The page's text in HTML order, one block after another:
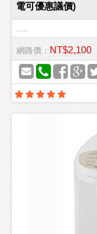
電可優惠議價)
網路價： NT$2,100